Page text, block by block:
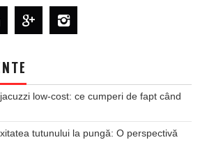
low-cost: ce cumperi de fapt când
tutunului la pungă: O perspectivă